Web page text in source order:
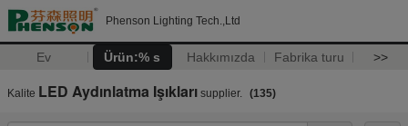
Phenson Lighting Tech.,Ltd
Ev Ürün:% s Hakkımızda Fabrika turu >>
Kalite LED Aydınlatma Işıkları supplier. (135)